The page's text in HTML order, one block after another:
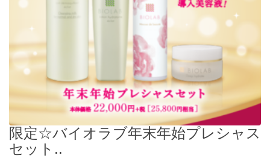
限定☆バイオラブ年末年始プレシャス
セット..